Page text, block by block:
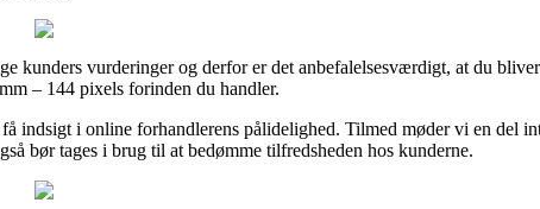
kunders vurderinger og derfor er det anbefalelsesværdigt, at du
– 144 pixels forinden du handler.
indsigt i online forhandlerens pålidelighed. Tilmed møder vi en del
bør tages i brug til at bedømme tilfredsheden hos kunderne.